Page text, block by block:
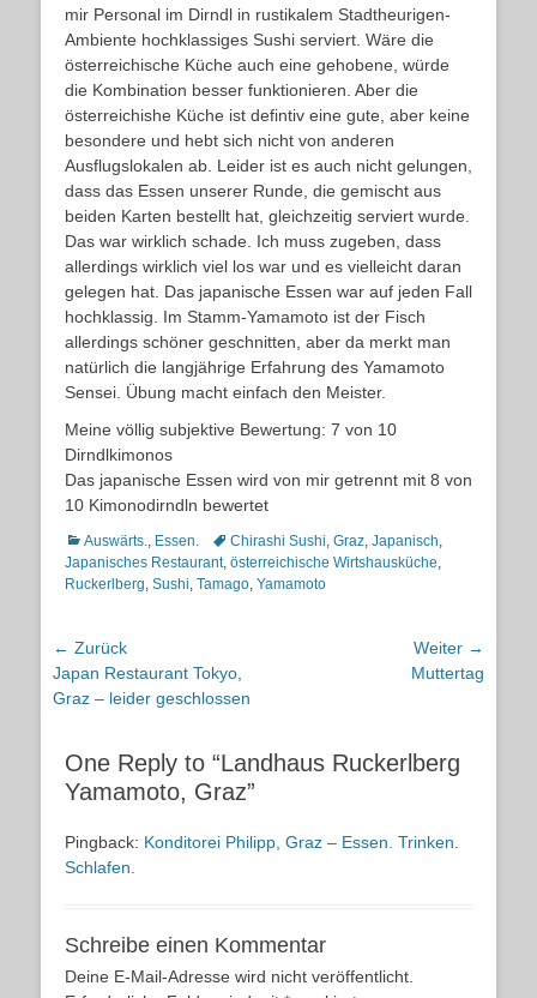
mir Personal im Dirndl in rustikalem Stadtheurigen-
Ambiente hochklassiges Sushi serviert. Wäre die
österreichische Küche auch eine gehobene, würde
die Kombination besser funktionieren. Aber die
österreichishe Küche ist defintiv eine gute, aber keine
besondere und hebt sich nicht von anderen
Ausflugslokalen ab. Leider ist es auch nicht gelungen,
dass das Essen unserer Runde, die gemischt aus
beiden Karten bestellt hat, gleichzeitig serviert wurde.
Das war wirklich schade. Ich muss zugeben, dass
allerdings wirklich viel los war und es vielleicht daran
gelegen hat. Das japanische Essen war auf jeden Fall
hochklassig. Im Stamm-Yamamoto ist der Fisch
allerdings schöner geschnitten, aber da merkt man
natürlich die langjährige Erfahrung des Yamamoto
Sensei. Übung macht einfach den Meister.
Meine völlig subjektive Bewertung: 7 von 10
Dirndlkimonos
Das japanische Essen wird von mir getrennt mit 8 von
10 Kimonodirndln bewertet
Kategorien
Auswärts., Essen. Schlagworte
Chirashi Sushi, Graz, Japanisch,
Japanisches Restaurant, österreichische Wirtshausküche,
Ruckerlberg, Sushi, Tamago, Yamamoto
Beitragsnavigation
← Zurück
Vorheriger
Beitrag:
Japan Restaurant Tokyo,
Graz – leider geschlossen
Weiter →
Muttertag
One Reply to “Landhaus Ruckerlberg
Yamamoto, Graz”
Pingback: Konditorei Philipp, Graz – Essen. Trinken.
Schlafen.
Schreibe einen Kommentar
Deine E-Mail-Adresse wird nicht veröffentlicht.